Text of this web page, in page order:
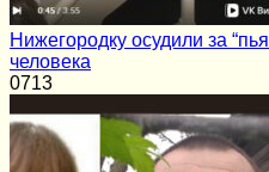
Нижегородку осудили за
человека
0713